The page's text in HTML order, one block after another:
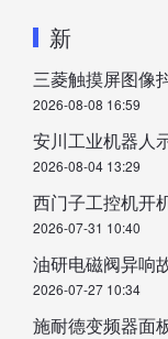
新
三菱触摸屏图像
2026-08-08 16:59
安川工业机器人
2026-08-04 13:29
西门子工控机开
2026-07-31 10:40
油研电磁阀异响
2026-07-27 10:34
施耐德变频器面